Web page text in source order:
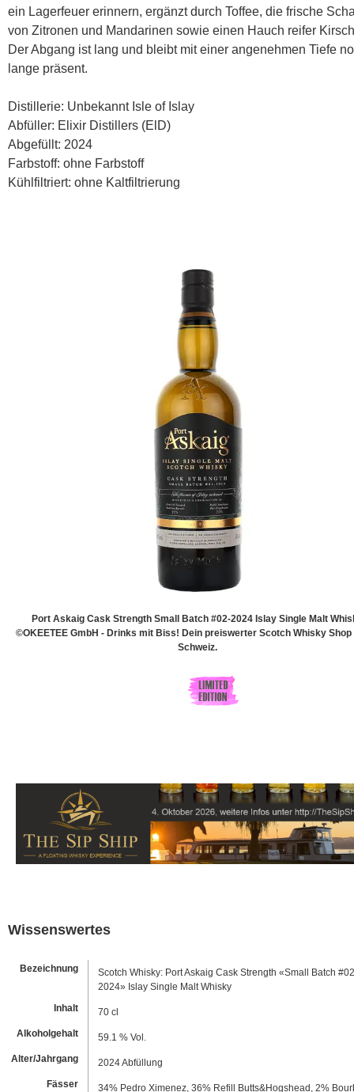
ein Lagerfeuer erinnern, ergänzt durch Toffee, die frische
von Zitronen und Mandarinen sowie einen Hauch reifer
Der Abgang ist lang und bleibt mit einer angenehmen Tiefe
lange präsent.
Distillerie: Unbekannt Isle of Islay
Abfüller: Elixir Distillers (ElD)
Abgefüllt: 2024
Farbstoff: ohne Farbstoff
Kühlfiltriert: ohne Kaltfiltrierung
Port Askaig Cask Strength Small Batch #02-2024 Islay Single Malt
©OKEETEE GmbH - Drinks mit Biss! Dein preiswerter Scotch Whisky Shop
Schweiz.
Wissenswertes
Bezeichnung
Scotch Whisky: Port Askaig Cask Strength «Small Batch
2024» Islay Single Malt Whisky
Inhalt
70 cl
Alkoholgehalt
59.1 % Vol.
Alter/Jahrgang
2024 Abfüllung
Fässer
34% Pedro Ximenez, 36% Refill Butts&Hogshead, 2%